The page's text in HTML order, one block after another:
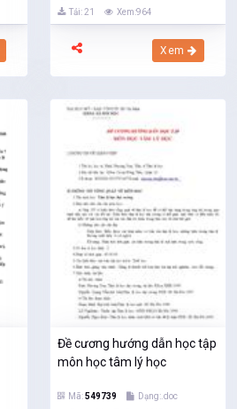
Tải: 21
Xem:964
Xem
Đề cương hướng dẫn học tập
môn học tâm lý học
Mã:549739
Dạng:.doc